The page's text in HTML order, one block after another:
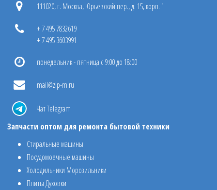
111020, г. Москва, Юрьевский пер., д. 15, корп. 1
+ 7 495 7832619
+ 7 495 3603991
понедельник - пятница с 9:00 до 18:00
mail@zip-m.ru
Чат Telegram
Запчасти оптом для ремонта бытовой техники
Стиральные машины
Посудомоечные машины
Холодильники Морозильники
Плиты Духовки